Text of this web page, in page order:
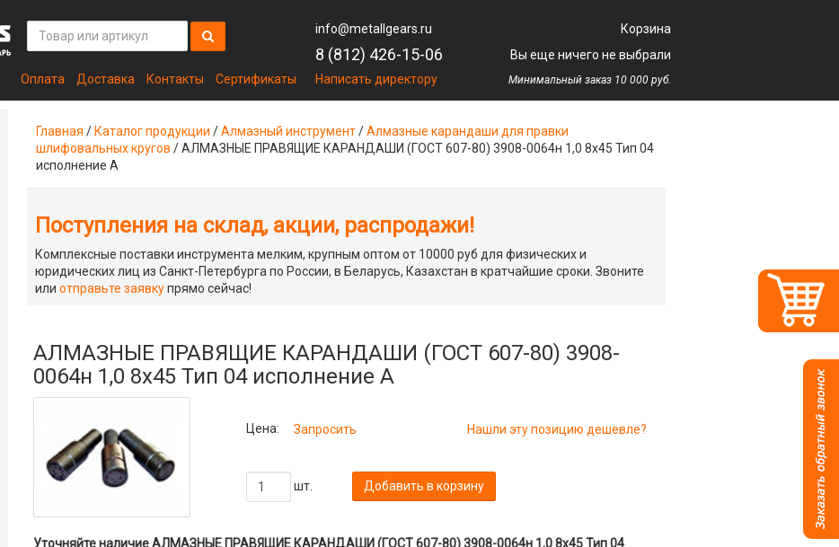
Оплата Доставка Контакты Сертификаты
info@metallgears.ru
8 (812) 426-15-06
Написать директору
Корзина
Вы еще ничего не выбрали
Минимальный заказ 10 000 руб.
Главная / Каталог продукции /Алмазный инструмент/Алмазные карандаши для правки
шлифовальных кругов /АЛМАЗНЫЕ ПРАВЯЩИЕ КАРАНДАШИ (ГОСТ 607-80) 3908-0064н 1,0 8х45 Тип 04
исполнение А
Поступления на склад, акции, распродажи!
Комплексные поставки инструмента мелким, крупным оптом от 10000 руб для физических и
юридических лиц из Санкт-Петербурга по России, в Беларусь, Казахстан в кратчайшие сроки. Звоните
или отправьте заявкупрямо сейчас!
АЛМАЗНЫЕ ПРАВЯЩИЕ КАРАНДАШИ (ГОСТ 607-80) 3908-
0064н 1,0 8х45 Тип 04 исполнение А
Цена: Запросить Нашли эту позицию дешевле?
шт. Добавить в корзину
Уточняйте наличие АЛМАЗНЫЕ ПРАВЯЩИЕ КАРАНДАШИ (ГОСТ 607-80) 3908-0064н 1,0 8х45 Тип 04